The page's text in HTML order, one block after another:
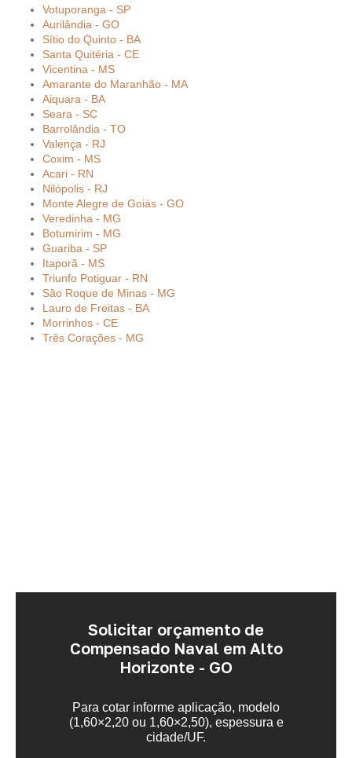
Votuporanga - SP
Aurilândia - GO
Sítio do Quinto - BA
Santa Quitéria - CE
Vicentina - MS
Amarante do Maranhão - MA
Aiquara - BA
Seara - SC
Barrolândia - TO
Valença - RJ
Coxim - MS
Acari - RN
Nilópolis - RJ
Monte Alegre de Goiás - GO
Veredinha - MG
Botumirim - MG
Guariba - SP
Itaporã - MS
Triunfo Potiguar - RN
São Roque de Minas - MG
Lauro de Freitas - BA
Morrinhos - CE
Três Corações - MG
Solicitar orçamento de
Compensado Naval em Alto
Horizonte - GO
Para cotar informe aplicação, modelo
(1,60×2,20 ou 1,60×2,50), espessura e
cidade/UF.